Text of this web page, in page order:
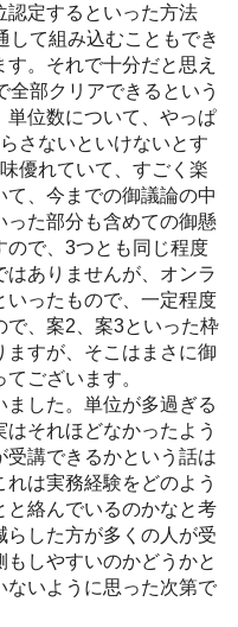
認定するといった方法
して組み込むこともでき
。それで十分だと思え
全部クリアできるという
単位数について、やっぱ
さないといけないとす
優れていて、すごく楽
、今までの御議論の中
った部分も含めての御懸
ので、3つとも同じ程度
ありませんが、オンラ
いったもので、一定程度
で、案2、案3といった枠
すが、そこはまさに御
ございます。
ました。単位が多過ぎる
それほどなかったよう
受講できるかという話は
は実務経験をどのよう
と絡んでいるのかなと考
らした方が多くの人が受
しやすいのかどうかと
ないように思った次第で